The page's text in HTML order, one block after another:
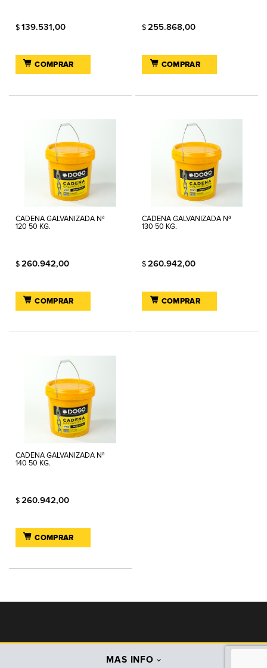
$ 139.531,00
COMPRAR
$255.868,00
COMPRAR
CADENA GALVANIZADA Nª
120 50 KG.
$ 260.942,00
COMPRAR
CADENA GALVANIZADA Nª
130 50 KG.
$260.942,00
COMPRAR
CADENA GALVANIZADA Nª
140 50 KG.
$ 260.942,00
COMPRAR
MAS INFO